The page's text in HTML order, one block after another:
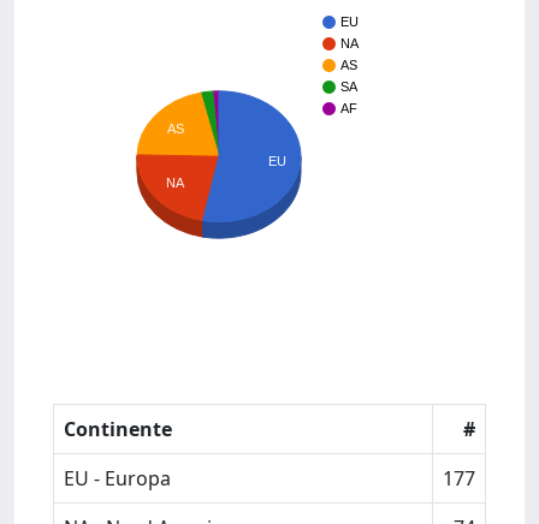
EU
NA
AS
SA
AF
AS
NA
EU
Continente
#
EU - Europa
177